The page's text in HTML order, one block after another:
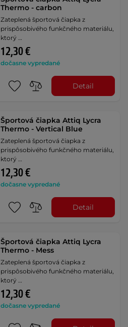
Thermo - carbon
Zateplená športová čiapka z
prispôsobivého funkčného materiálu,
ktorý …
12,30 €
dočasne vypredané
Detail
Športová čiapka Attiq Lycra
Thermo - Vertical Blue
Zateplená športová čiapka z
prispôsobivého funkčného materiálu,
ktorý …
12,30 €
dočasne vypredané
Detail
Športová čiapka Attiq Lycra
Thermo - Mess
Zateplená športová čiapka z
prispôsobivého funkčného materiálu,
ktorý …
12,30 €
dočasne vypredané